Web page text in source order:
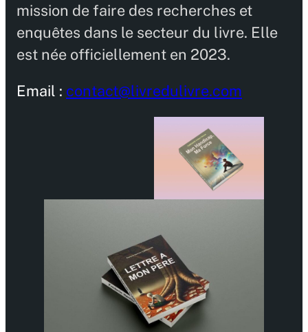
mission de faire des recherches et
enquêtes dans le secteur du livre. Elle
est née officiellement en 2023.
Email : contact@livredulivre.com